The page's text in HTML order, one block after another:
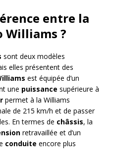
entre la
Williams ?
sont deux modèles
elles présentent des
est équipée d’un
une puissance supérieure à
permet à la Williams
de 215 km/h et de passer
En termes de châssis, la
retravaillée et d’un
conduite encore plus